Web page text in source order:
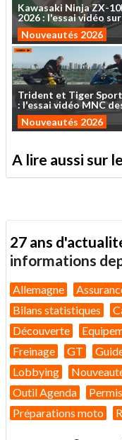
Kawasaki NinjaZX-
2026: l'essaividéo sur
Nouveautés 2026
Trident et TigerSport
: l'essaividéoMNC
Nouveautés 2026
A lire aussi sur
27 ans
informations
Allemagne
Bilans statistiques
Découverte
Freinage
GT
Lobbying
Outil Agenda
Préparations moto